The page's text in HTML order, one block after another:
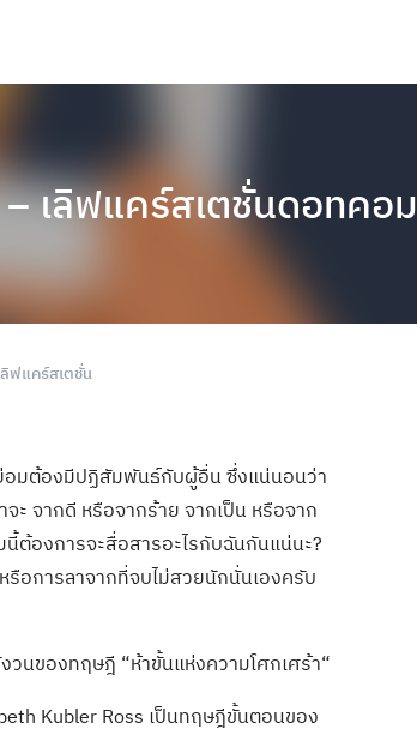
เลิฟแคร์สเตชั่นดอทคอม
ลิฟแคร์สเตชั่น
ย่อมต้องมีปฏิสัมพันธ์กับผู้อื่น ซึ่งแน่นอนว่า
จากดี หรือจากร้าย จากเป็น หรือจาก
ต้องการจะสื่อสารอะไรกับฉันกันแน่นะ?
อการลาจากที่จบไม่สวยนักนั่นเองครับ
วนของทฤษฎี “ห้าขั้นแห่งความโศกเศร้า“
Kubler Ross เป็นทฤษฎีขั้นตอนของ